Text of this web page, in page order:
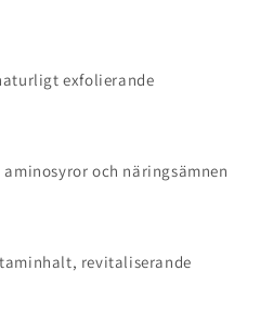
exfolierande
aminosyror och näringsämnen
revitaliserande